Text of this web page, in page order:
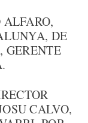
DE
GERENTE
CALVO,